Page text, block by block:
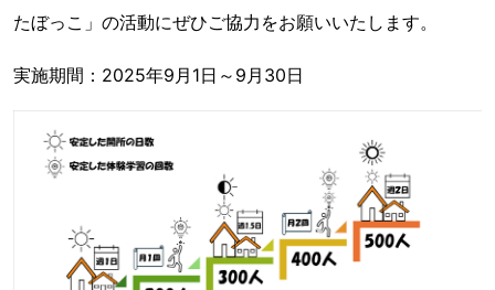
たぼっこ」の活動にぜひご協力をお願いいたします。
実施期間：2025年9月1日～9月30日